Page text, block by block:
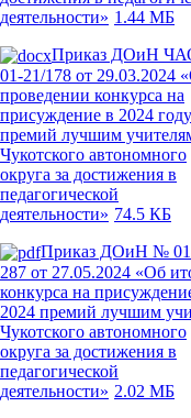
деятельности» 1.44 МБ
Приказ ДОиН
01-21/178 от 29.03.2024
проведении конкурса на
присуждение в 2024 году
премий лучшим
Чукотского автономного
округа за достижения в
педагогической
деятельности» 74.5 КБ
Приказ ДОиН №
287 от 27.05.2024 «Об
конкурса на
2024 премий лучшим
Чукотского автономного
округа за достижения в
педагогической
деятельности» 2.02 МБ